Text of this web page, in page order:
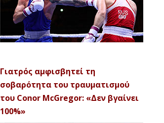
Γιατρός αμφισβητεί τη
σοβαρότητα του τραυματισμού
του Conor McGregor: «Δεν βγαίνει
100%»